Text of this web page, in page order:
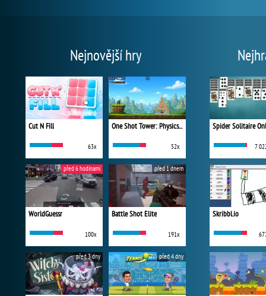
Nejnovější hry
Cut N Fill
63x
One Shot Tower: Physics Destroyer
52x
WorldGuessr
100x
před 6 hodinami
Battle Shot Elite
191x
před 1 dnem
před 3 dny před 4 dny
Spider Solitaire
7
Skribbl.io